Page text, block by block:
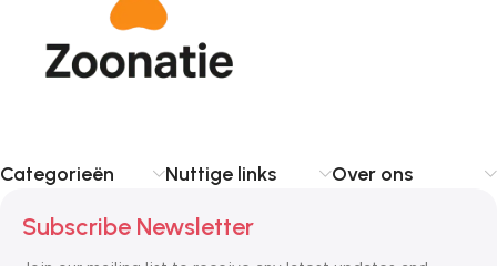
Categorieën Nuttige links Over ons
Subscribe Newsletter